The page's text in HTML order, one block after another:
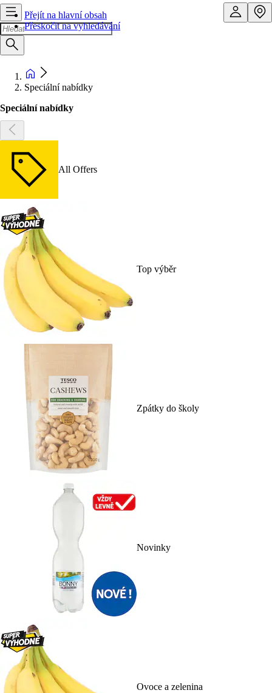
Přejít na hlavní obsah
Přeskočit na vyhledávání
Speciální nabídky
Speciální nabídky
All Offers
Top výběr
Zpátky do školy
Novinky
Ovoce a zelenina